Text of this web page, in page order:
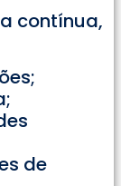
contínua,
de